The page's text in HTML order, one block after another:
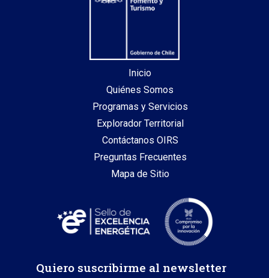
Inicio
Quiénes Somos
Programas y Servicios
Explorador Territorial
Contáctanos OIRS
Preguntas Frecuentes
Mapa de Sitio
Quiero suscribirme al newsletter